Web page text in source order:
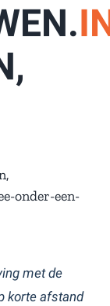
onder-een-
met de
korte afstand